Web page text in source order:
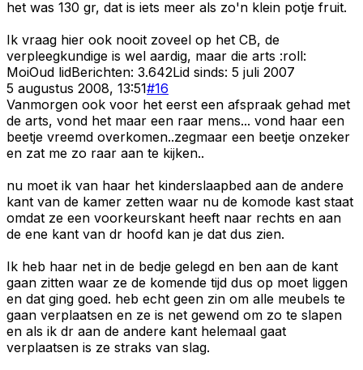
het was 130 gr, dat is iets meer als zo'n klein potje fruit.
Ik vraag hier ook nooit zoveel op het CB, de
verpleegkundige is wel aardig, maar die arts :roll:
MoiOud lidBerichten: 3.642Lid sinds: 5 juli 2007
5 augustus 2008, 13:51#16
Vanmorgen ook voor het eerst een afspraak gehad met
de arts, vond het maar een raar mens... vond haar een
beetje vreemd overkomen..zegmaar een beetje onzeker
en zat me zo raar aan te kijken..
nu moet ik van haar het kinderslaapbed aan de andere
kant van de kamer zetten waar nu de komode kast staat
omdat ze een voorkeurskant heeft naar rechts en aan
de ene kant van dr hoofd kan je dat dus zien.
Ik heb haar net in de bedje gelegd en ben aan de kant
gaan zitten waar ze de komende tijd dus op moet liggen
en dat ging goed. heb echt geen zin om alle meubels te
gaan verplaatsen en ze is net gewend om zo te slapen
en als ik dr aan de andere kant helemaal gaat
verplaatsen is ze straks van slag.